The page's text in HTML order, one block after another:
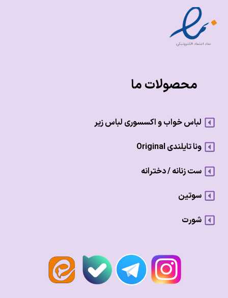
محصولات ما
لباس خواب و اکسسوری لباس زیر
ونا تایلندی Original
ست زنانه / دخترانه
سوتین
شورت